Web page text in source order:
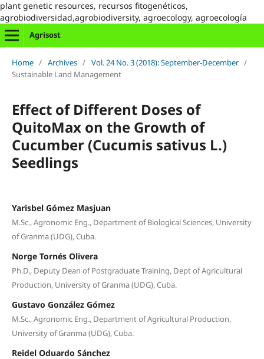
plant genetic resources, recursos fitogenéticos,
agrobiodiversidad,agrobiodiversity, agroecology, agroecología
Agrisost
Home / Archives / Vol. 24 No. 3 (2018): September-December /
Sustainable Land Management
Effect of Different Doses of
QuitoMax on the Growth of
Cucumber (Cucumis sativus L.)
Seedlings
Yarisbel Gómez Masjuan
M.Sc., Agronomic Eng., Department of Biological Sciences, University
of Granma (UDG), Cuba.
Norge Tornés Olivera
Ph.D., Deputy Dean of Postgraduate Training, Dept of Agricultural
Production, University of Granma (UDG), Cuba.
Gustavo González Gómez
M.Sc., Agronomic Eng., Department of Agricultural Production,
University of Granma (UDG), Cuba.
Reidel Oduardo Sánchez